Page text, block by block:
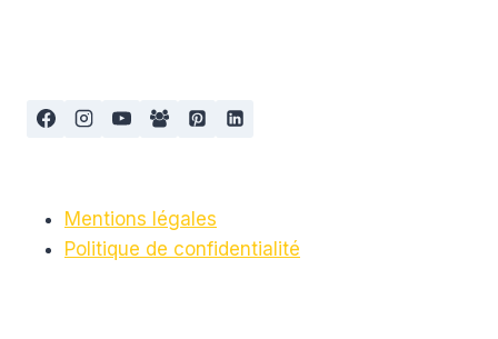
Mentions légales
Politique de confidentialité